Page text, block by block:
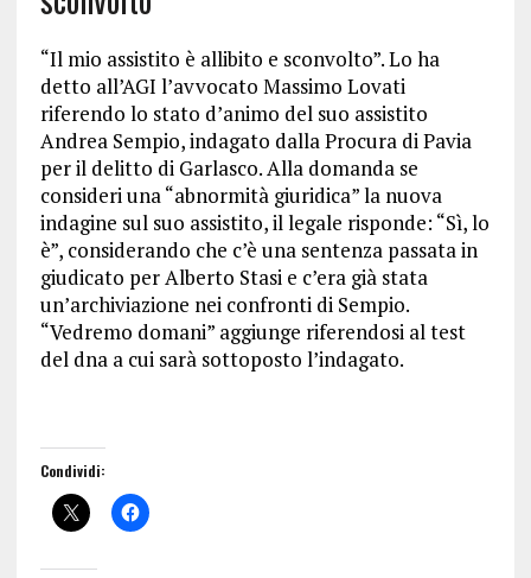
“Il mio assistito è allibito e sconvolto”. Lo ha
detto all’AGI l’avvocato Massimo Lovati
riferendo lo stato d’animo del suo assistito
Andrea Sempio, indagato dalla Procura di Pavia
per il delitto di Garlasco. Alla domanda se
consideri una “abnormità giuridica” la nuova
indagine sul suo assistito, il legale risponde: “Sì, lo
è”, considerando che c’è una sentenza passata in
giudicato per Alberto Stasi e c’era già stata
un’archiviazione nei confronti di Sempio.
“Vedremo domani” aggiunge riferendosi al test
del dna a cui sarà sottoposto l’indagato.
Condividi: